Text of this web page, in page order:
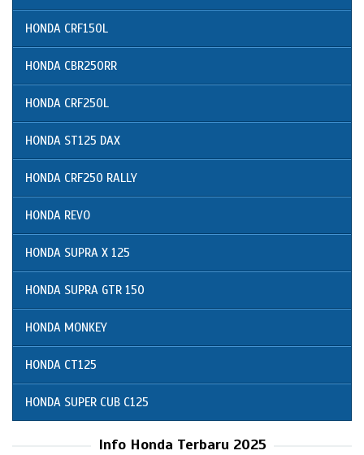
HONDA CRF150L
HONDA CBR250RR
HONDA CRF250L
HONDA ST125 DAX
HONDA CRF250 RALLY
HONDA REVO
HONDA SUPRA X 125
HONDA SUPRA GTR 150
HONDA MONKEY
HONDA CT125
HONDA SUPER CUB C125
Info Honda Terbaru 2025